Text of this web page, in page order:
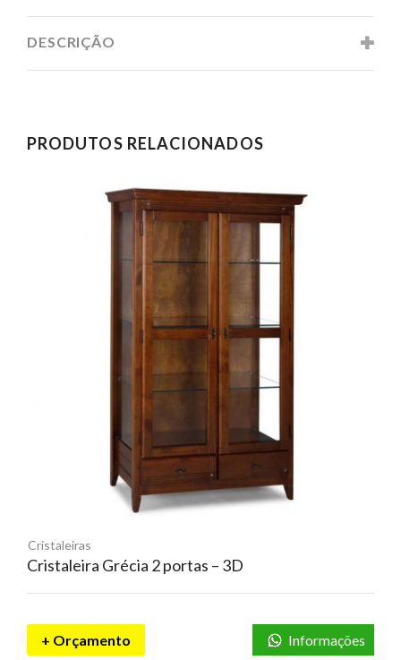
DESCRIÇÃO
PRODUTOS RELACIONADOS
Cristaleiras
Cristaleira Grécia 2 portas – 3D
+ Orçamento Informações